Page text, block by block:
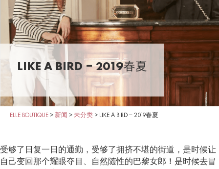
LIKE A BIRD – 2019春夏
ELLE BOUTIQUE > 新闻 > 未分类 > LIKE A BIRD – 2019春夏
受够了日复一日的通勤，受够了拥挤不堪的街道，是时候让
自己变回那个耀眼夺目、自然随性的巴黎女郎！是时候去冒